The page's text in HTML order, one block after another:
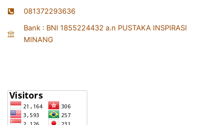
081372293636
Bank : BNI 1855224432 a.n PUSTAKA INSPIRASI
MINANG